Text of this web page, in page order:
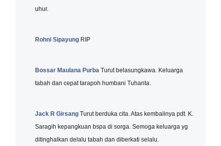
uhur.
Rohni Sipayung RIP
Bossar Maulana Purba Turut belasungkawa. Keluarga
tabah dan cepat tarapoh humbani Tuhanta.
Jack R Girsang Turut berduka cita. Atas kembalinya pdt. K.
Saragih kepangkuan bspa di sorga. Semoga keluarga yg
ditinghalkan delalu tabah dan diberkati selalu.